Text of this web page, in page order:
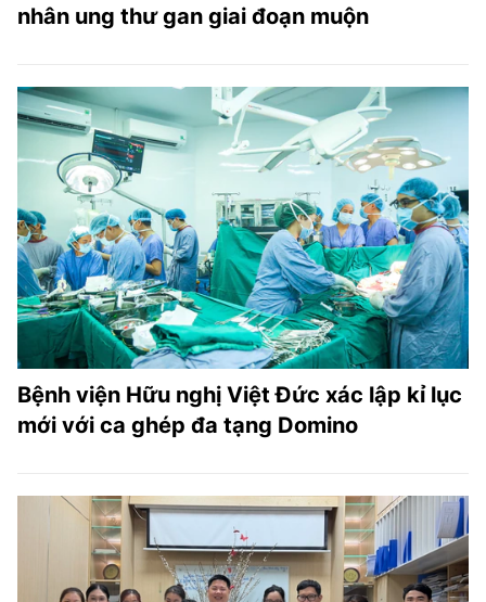
nhân ung thư gan giai đoạn muộn
Bệnh viện Hữu nghị Việt Đức xác lập kỉ lục
mới với ca ghép đa tạng Domino